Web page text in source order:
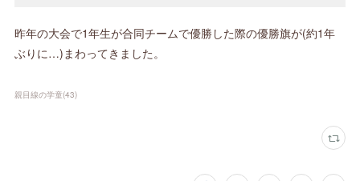
昨年の大会で1年生が合同チームで優勝した際の優勝旗が(約1年
ぶりに…)まわってきました。
親目線の学童(43)